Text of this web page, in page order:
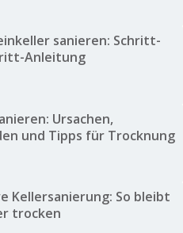
sanieren: Schritt-
Anleitung
Ursachen,
und Tipps für Trocknung
Kellersanierung: So bleibt
trocken